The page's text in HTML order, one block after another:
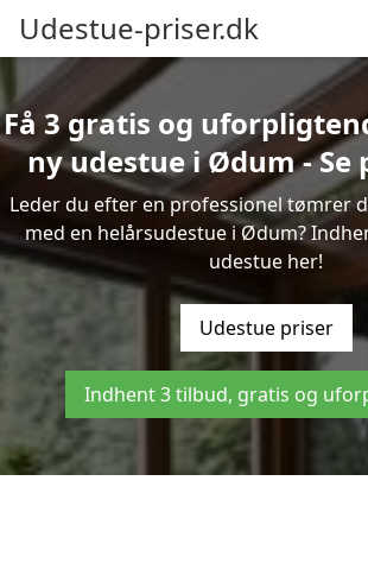
Udestue-priser.dk
Få 3 gratis og
ny udestue i Ødum - Se
Leder du efter en professionel tømrer
med en helårsudestue i Ødum?
udestue her!
Udestue priser
Indhent 3 tilbud, gratis og